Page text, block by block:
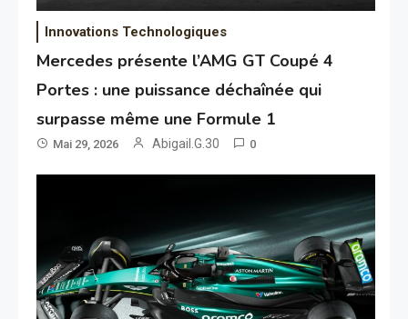
Innovations Technologiques
Mercedes présente l’AMG GT Coupé 4
Portes : une puissance déchaînée qui
surpasse même une Formule 1
Mai 29, 2026 Abigail.G.30 0